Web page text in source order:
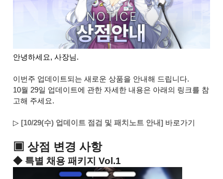
안녕하세요, 사장님.
이번주 업데이트되는 새로운 상품을 안내해 드립니다.
10월 29일 업데이트에 관한 자세한 내용은 아래의 링크를 참
고해 주세요.
▷ [10/29(수) 업데이트 점검 및 패치노트 안내] 바로가기
▣ 상점 변경 사항
◆ 특별 채용 패키지 Vol.1